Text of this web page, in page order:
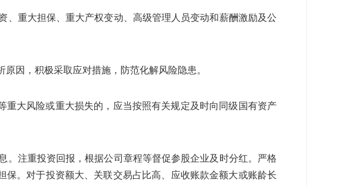
重大担保、重大产权变动、高级管理人员变动和薪酬激励及公
因，积极采取应对措施，防范化解风险隐患。
大风险或重大损失的，应当按照有关规定及时向同级国有资产
注重投资回报，根据公司章程等督促参股企业及时分红。严格
。对于投资额大、关联交易占比高、应收账款金额大或账龄长